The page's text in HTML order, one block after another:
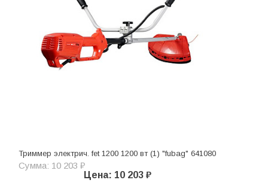
Триммер электрич. fet 1200 1200 вт (1) "fubag" 641080
Сумма: 10 203 ₽
Цена: 10 203 ₽